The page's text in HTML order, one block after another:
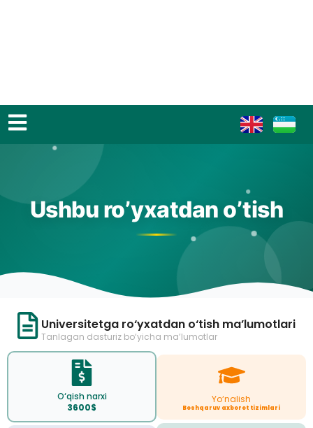
Ushbu ro’yxatdan o’tish
Universitetga ro‘yxatdan o‘tish ma’lumotlari
Tanlagan dasturiz bo‘yicha ma’lumotlar
O‘qish narxi
3600$
Yo‘nalish
Boshqaruv axborot tizimlari